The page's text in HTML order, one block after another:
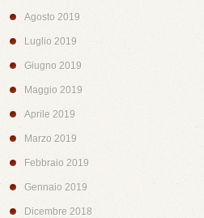
Agosto 2019
Luglio 2019
Giugno 2019
Maggio 2019
Aprile 2019
Marzo 2019
Febbraio 2019
Gennaio 2019
Dicembre 2018